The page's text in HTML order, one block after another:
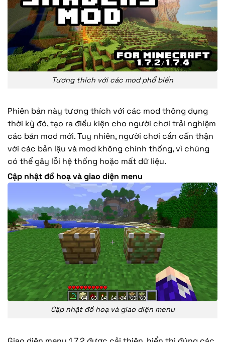
Tương thích với các mod phổ biến
Phiên bản này tương thích với các mod thông dụng
thời kỳ đó, tạo ra điều kiện cho người chơi trải nghiệm
các bản mod mới. Tuy nhiên, người chơi cần cẩn thận
với các bản lậu và mod không chính thống, vì chúng
có thể gây lỗi hệ thống hoặc mất dữ liệu.
Cập nhật đồ hoạ và giao diện menu
Cập nhật đồ hoạ và giao diện menu